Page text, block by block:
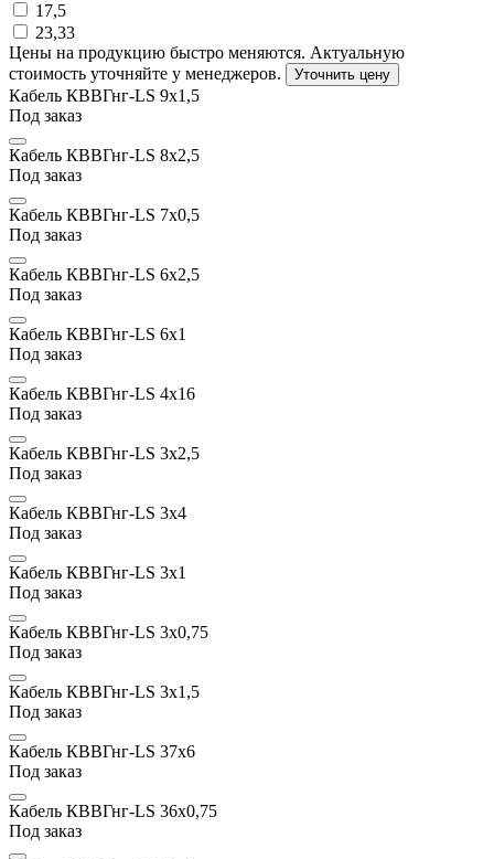
17,5
23,33
Цены на продукцию быстро меняются. Актуальную
стоимость уточняйте у менеджеров.
Уточнить цену
Кабель КВВГнг-LS 9х1,5
Под заказ
Кабель КВВГнг-LS 8х2,5
Под заказ
Кабель КВВГнг-LS 7x0,5
Под заказ
Кабель КВВГнг-LS 6х2,5
Под заказ
Кабель КВВГнг-LS 6х1
Под заказ
Кабель КВВГнг-LS 4х16
Под заказ
Кабель КВВГнг-LS 3х2,5
Под заказ
Кабель КВВГнг-LS 3х4
Под заказ
Кабель КВВГнг-LS 3х1
Под заказ
Кабель КВВГнг-LS 3x0,75
Под заказ
Кабель КВВГнг-LS 3х1,5
Под заказ
Кабель КВВГнг-LS 37х6
Под заказ
Кабель КВВГнг-LS 36x0,75
Под заказ